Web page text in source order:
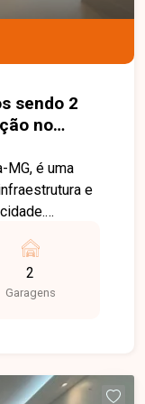
sendo 2
no
MG
MG, é uma
e
vida.
com
e
2
Garagens